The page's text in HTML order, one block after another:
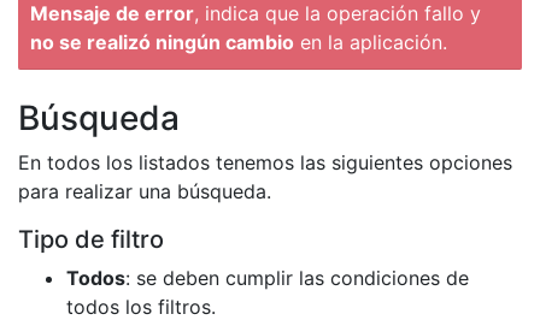
Mensaje de error, indica que la operación fallo y
no se realizó ningún cambio en la aplicación.
Búsqueda
En todos los listados tenemos las siguientes opciones
para realizar una búsqueda.
Tipo de filtro
Todos: se deben cumplir las condiciones de
todos los filtros.